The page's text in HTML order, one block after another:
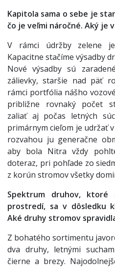
Kapitola sama o sebe je
čo je veľmi náročné. Aký je
V rámci údržby zelene je
Kapacitne stačíme výsadby
Nové výsadby sú
zálievky, staršie nad päť
rámci portfólia nášho
približne rovnaký počet
zaliať aj počas letných
primárnym cieľom je udržať
rozvahou ju generačne
aby bola Nitra vždy
doteraz, pri pohľade zo
z korún stromov všetky
Spektrum druhov, ktoré
prostredí, sa v dôsledku
Aké druhy stromov
Z bohatého sortimentu
dva druhy, letnými
čierne a brezy.